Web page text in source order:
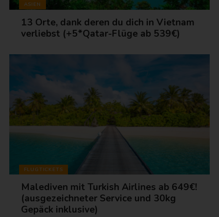
ASIEN
13 Orte, dank deren du dich in Vietnam
verliebst (+5*Qatar-Flüge ab 539€)
FLUGTICKETS
Malediven mit Turkish Airlines ab 649€!
(ausgezeichneter Service und 30kg
Gepäck inklusive)